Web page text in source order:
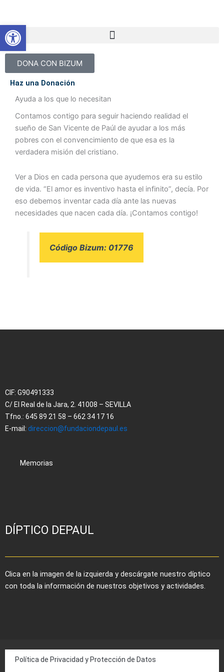
contenido
DONA CON BIZUM
Haz una Donación
Ayuda a los que lo necesitan
Contamos contigo para seguir haciendo realidad el
sueño de San Vicente de Paúl de ayudar a los más
pobres con el convencimiento de que esa es la
verdadera misión del cristiano.
Ver a Dios en cada persona que ayudemos era su estilo
de vida. “El amor es inventivo hasta el infinito”, decía. Por
eso debemos inventar cada día ante las nuevas
necesidades que nacen cada día. ¡Contamos contigo!
Código Bizum: 01776
CIF: G90491333
C/ El Real de la Jara, 2. 41008 – SEVILLA
Tfno.: 645 89 21 58 – 662 34 17 16
E-mail: direccion@fundaciondepaul.es
Memorias
DÍPTICO DEPAUL
Clica en la imagen de la izquierda y descárgate nuestro díptico
con toda la información de nuestros objetivos y actividades.
Política de Privacidad y Protección de Datos
Abrir barra de herramientas